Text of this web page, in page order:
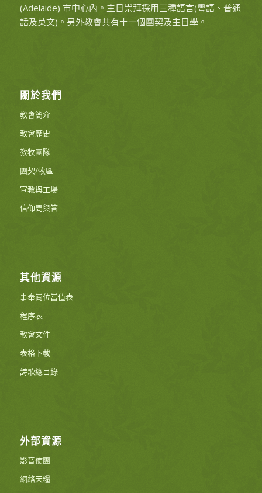
(Adelaide) 市中心內。主日祟拜採用三種語言(粵語、普通
話及英文)。另外教會共有十一個團契及主日學。
關於我們
教會簡介
教會歷史
教牧團隊
團契/牧區
宣教與工場
信仰問與答
其他資源
事奉崗位當值表
程序表
教會文件
表格下載
詩歌總目錄
外部資源
影音使團
網絡天糧